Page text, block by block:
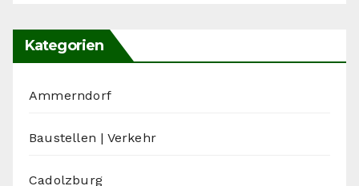
Kategorien
Ammerndorf
Baustellen | Verkehr
Cadolzburg